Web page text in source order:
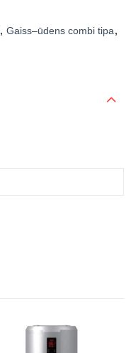
, Gaiss–ūdens combi tipa,